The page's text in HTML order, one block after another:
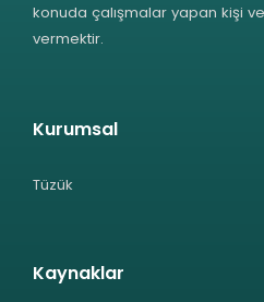
konuda çalışmalar yapan kişi
vermektir.
Kurumsal
Tüzük
Kaynaklar